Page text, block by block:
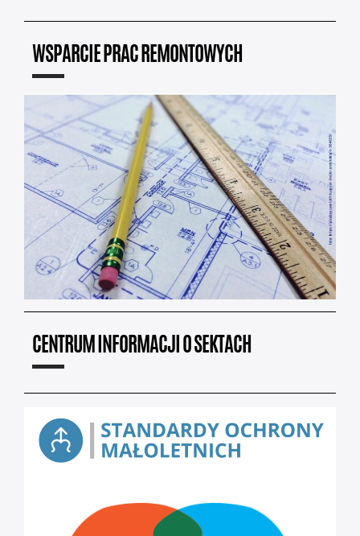
WSPARCIE PRAC REMONTOWYCH
CENTRUM INFORMACJI O SEKTACH